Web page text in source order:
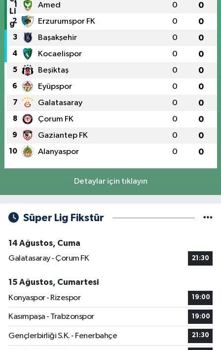
1 Amed 0 0
2 Erzurumspor FK 0 0
3 Başakşehir 0 0
4 Kocaelispor 0 0
5 Beşiktaş 0 0
6 Eyüpspor 0 0
7 Galatasaray 0 0
8 Çorum FK 0 0
9 Gaziantep FK 0 0
10 Alanyaspor 0 0
Detaylar için tıklayın
Süper Lig Fikstür
14 Ağustos, Cuma
Galatasaray - Çorum FK
21:30
15 Ağustos, Cumartesi
Konyaspor - Rizespor
19:00
Kasımpaşa - Trabzonspor 19:00
Gençlerbirliği S.K. - Fenerbahçe 21:30